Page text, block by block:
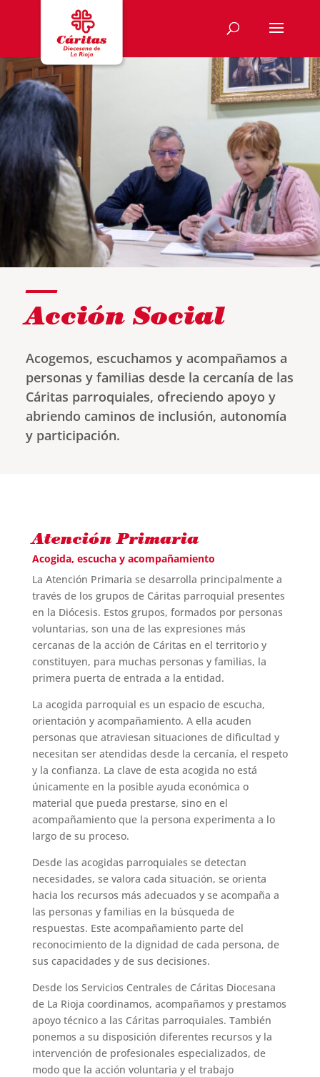
Acción Social
Acogemos, escuchamos y acompañamos a
personas y familias desde la cercanía de las
Cáritas parroquiales, ofreciendo apoyo y
abriendo caminos de inclusión, autonomía
y participación.
Atención Primaria
Acogida, escucha y acompañamiento
La Atención Primaria se desarrolla principalmente a
través de los grupos de Cáritas parroquial presentes
en la Diócesis. Estos grupos, formados por personas
voluntarias, son una de las expresiones más
cercanas de la acción de Cáritas en el territorio y
constituyen, para muchas personas y familias, la
primera puerta de entrada a la entidad.
La acogida parroquial es un espacio de escucha,
orientación y acompañamiento. A ella acuden
personas que atraviesan situaciones de dificultad y
necesitan ser atendidas desde la cercanía, el respeto
y la confianza. La clave de esta acogida no está
únicamente en la posible ayuda económica o
material que pueda prestarse, sino en el
acompañamiento que la persona experimenta a lo
largo de su proceso.
Desde las acogidas parroquiales se detectan
necesidades, se valora cada situación, se orienta
hacia los recursos más adecuados y se acompaña a
las personas y familias en la búsqueda de
respuestas. Este acompañamiento parte del
reconocimiento de la dignidad de cada persona, de
sus capacidades y de sus decisiones.
Desde los Servicios Centrales de Cáritas Diocesana
de La Rioja coordinamos, acompañamos y prestamos
apoyo técnico a las Cáritas parroquiales. También
ponemos a su disposición diferentes recursos y la
intervención de profesionales especializados, de
modo que la acción voluntaria y el trabajo